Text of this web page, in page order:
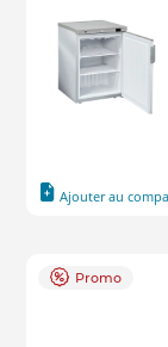
Ajouter au
Promo